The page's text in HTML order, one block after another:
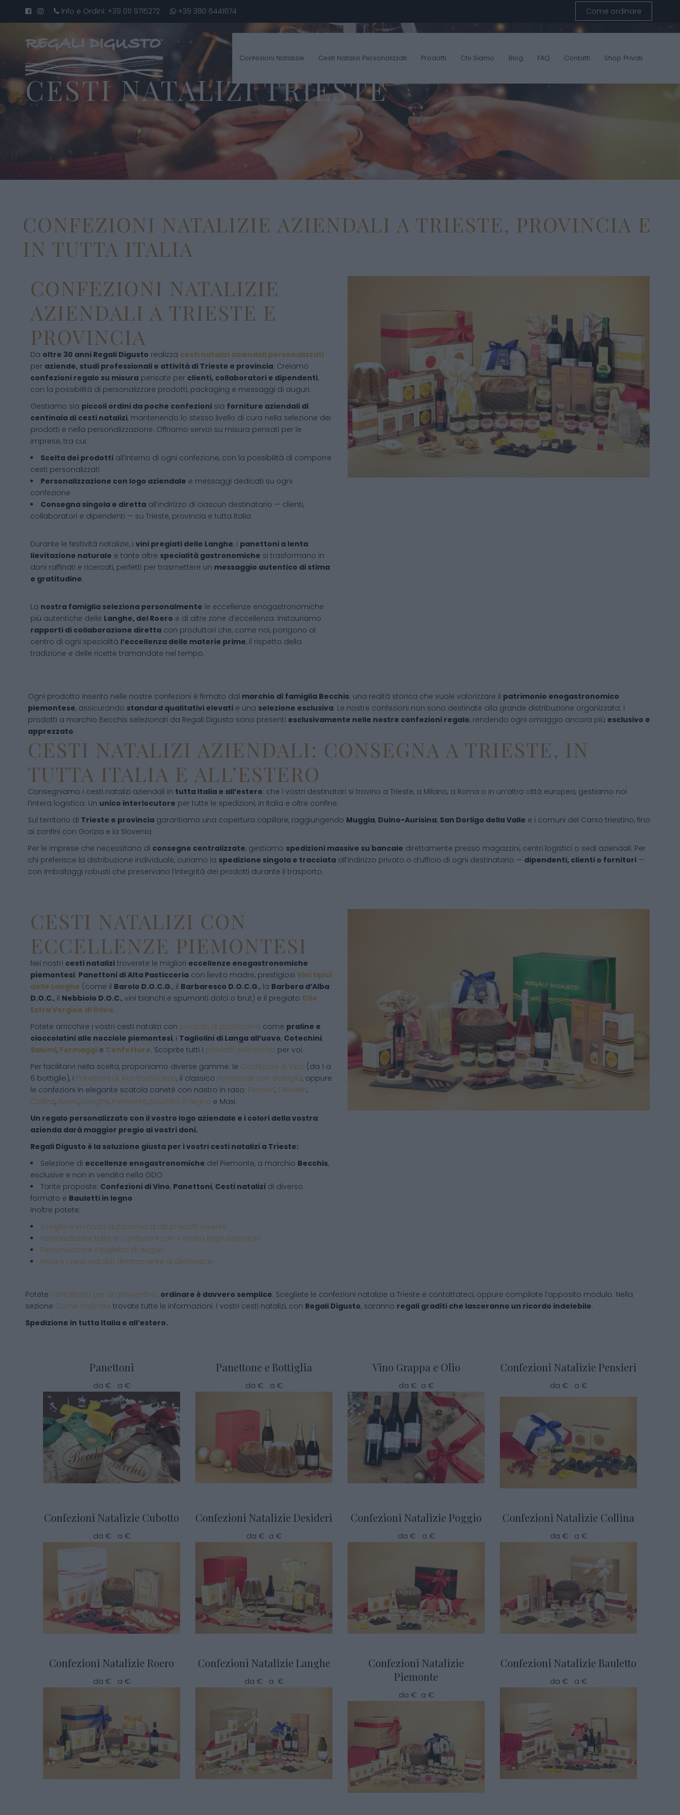
Info e Ordini: +39 011 9715272 +39 380 6441674 Come ordinare
Confezioni Natalizie Cesti Natalizi Personalizzati Prodotti Chi Siamo Blog FAQ Contatti Shop Privati
CESTI NATALIZI TRIESTE
CONFEZIONI NATALIZIE AZIENDALI A TRIESTE, PROVINCIA E
IN TUTTA ITALIA
CONFEZIONI NATALIZIE
AZIENDALI A TRIESTE E
PROVINCIA
Da oltre 30 anni Regali Digusto realizza cesti natalizi aziendali personalizzati
per aziende, studi professionali e attività di Trieste e provincia. Creiamo
confezioni regalo su misura pensate per clienti, collaboratori e dipendenti,
con la possibilità di personalizzare prodotti, packaging e messaggi di auguri.
Gestiamo sia piccoli ordini da poche confezioni sia forniture aziendali di
centinaia di cesti natalizi, mantenendo lo stesso livello di cura nella selezione dei
prodotti e nella personalizzazione. Offriamo servizi su misura pensati per le
imprese, tra cui:
Scelta dei prodotti all’interno di ogni confezione, con la possibilità di comporre
cesti personalizzati
Personalizzazione con logo aziendale e messaggi dedicati su ogni
confezione
Consegna singola e diretta all’indirizzo di ciascun destinatario — clienti,
collaboratori e dipendenti — su Trieste, provincia e tutta Italia
Durante le festività natalizie, i vini pregiati delle Langhe, i panettoni a lenta
lievitazione naturale e tante altre specialità gastronomiche si trasformano in
doni raffinati e ricercati, perfetti per trasmettere un messaggio autentico di stima
e gratitudine.
La nostra famiglia seleziona personalmente le eccellenze enogastronomiche
più autentiche delle Langhe, del Roero e di altre zone d’eccellenza. Instauriamo
rapporti di collaborazione diretta con produttori che, come noi, pongono al
centro di ogni specialità l’eccellenza delle materie prime, il rispetto della
tradizione e delle ricette tramandate nel tempo.
Ogni prodotto inserito nelle nostre confezioni è firmato dal marchio di famiglia Becchis: una realtà storica che vuole valorizzare il patrimonio enogastronomico
piemontese, assicurando standard qualitativi elevati e una selezione esclusiva. Le nostre confezioni non sono destinate alla grande distribuzione organizzata: i
prodotti a marchio Becchis selezionati da Regali Digusto sono presenti esclusivamente nelle nostre confezioni regalo, rendendo ogni omaggio ancora più esclusivo e
apprezzato.
CESTI NATALIZI AZIENDALI: CONSEGNA A TRIESTE, IN
TUTTA ITALIA E ALL’ESTERO
Consegniamo i cesti natalizi aziendali in tutta Italia e all’estero: che i vostri destinatari si trovino a Trieste, a Milano, a Roma o in un’altra città europea, gestiamo noi
l’intera logistica. Un unico interlocutore per tutte le spedizioni, in Italia e oltre confine.
Sul territorio di Trieste e provincia garantiamo una copertura capillare, raggiungendo Muggia, Duino-Aurisina, San Dorligo della Valle e i comuni del Carso triestino, fino
ai confini con Gorizia e la Slovenia.
Per le imprese che necessitano di consegne centralizzate, gestiamo spedizioni massive su bancale direttamente presso magazzini, centri logistici o sedi aziendali. Per
chi preferisce la distribuzione individuale, curiamo la spedizione singola e tracciata all’indirizzo privato o d’ufficio di ogni destinatario — dipendenti, clienti o fornitori —
con imballaggi robusti che preservano l’integrità dei prodotti durante il trasporto.
CESTI NATALIZI CON
ECCELLENZE PIEMONTESI
Nei nostri cesti natalizi troverete le migliori eccellenze enogastronomiche
piemontesi: Panettoni di Alta Pasticceria con lievito madre, prestigiosi Vini tipici
delle Langhe (come il Barolo D.O.C.G., il Barbaresco D.O.C.G., la Barbera d’Alba
D.O.C., il Nebbiolo D.O.C., vini bianchi e spumanti dolci o brut) e il pregiato Olio
Extra Vergine di Oliva.
Potete arricchire i vostri cesti natalizi con prodotti di pasticceria come praline e
cioccolatini alle nocciole piemontesi, i Tagliolini di Langa all’uovo, Cotechini,
Salumi, Formaggi e Confetture. Scoprite tutti i prodotti selezionati per voi.
Per facilitarvi nella scelta, proponiamo diverse gamme: le Confezioni di Vino (da 1 a
6 bottiglie), i Panettoni di Alta Pasticceria, il classico Panettone con Bottiglia, oppure
le confezioni in elegante scatola canetè con nastro in raso: Pensieri, Desideri,
Collina, Roero, Langhe, Piemonte, Bauletto in legno e Maxi.
Un regalo personalizzato con il vostro logo aziendale e i colori della vostra
azienda darà maggior pregio ai vostri doni.
Regali Digusto è la soluzione giusta per i vostri cesti natalizi a Trieste:
Selezione di eccellenze enogastronomiche del Piemonte, a marchio Becchis,
esclusive e non in vendita nella GDO
Tante proposte: Confezioni di Vino, Panettoni, Cesti natalizi di diverso
formato e Bauletti in legno
Inoltre potete:
Scegliere in modo autonomo quali prodotti inserire
Personalizzare tutte le confezioni con il vostro logo aziendale
Personalizzare il biglietto di auguri
Inviare i cesti natalizi direttamente ai destinatari
Potete contattarci per un preventivo: ordinare è davvero semplice. Scegliete le confezioni natalizie a Trieste e contattateci, oppure compilate l’apposito modulo. Nella
sezione Come ordinare trovate tutte le informazioni. I vostri cesti natalizi, con Regali Digusto, saranno regali graditi che lasceranno un ricordo indelebile.
Spedizione in tutta Italia e all’estero.
Panettoni
da € a €
Panettone e Bottiglia
da € a €
Vino Grappa e Olio
da € a €
Confezioni Natalizie Pensieri
da € a €
Confezioni Natalizie Cubotto
da € a €
Confezioni Natalizie Desideri
da € a €
Confezioni Natalizie Poggio
da € a €
Confezioni Natalizie Collina
da € a €
Confezioni Natalizie Roero
da € a €
Confezioni Natalizie Langhe
da € a €
Confezioni Natalizie
Piemonte
da € a €
Confezioni Natalizie Bauletto
da € a €